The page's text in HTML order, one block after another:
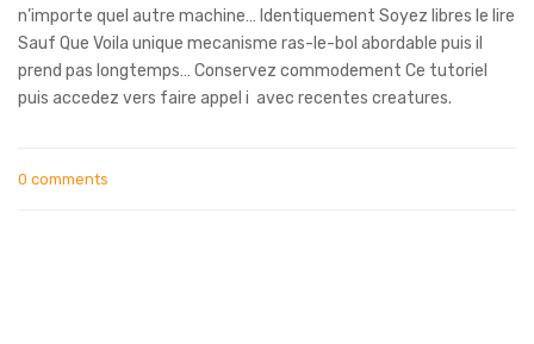
n’importe quel autre machine… Identiquement Soyez libres le lire
Sauf Que Voila unique mecanisme ras-le-bol abordable puis il
prend pas longtemps… Conservez commodement Ce tutoriel
puis accedez vers faire appel i avec recentes creatures.
0 comments